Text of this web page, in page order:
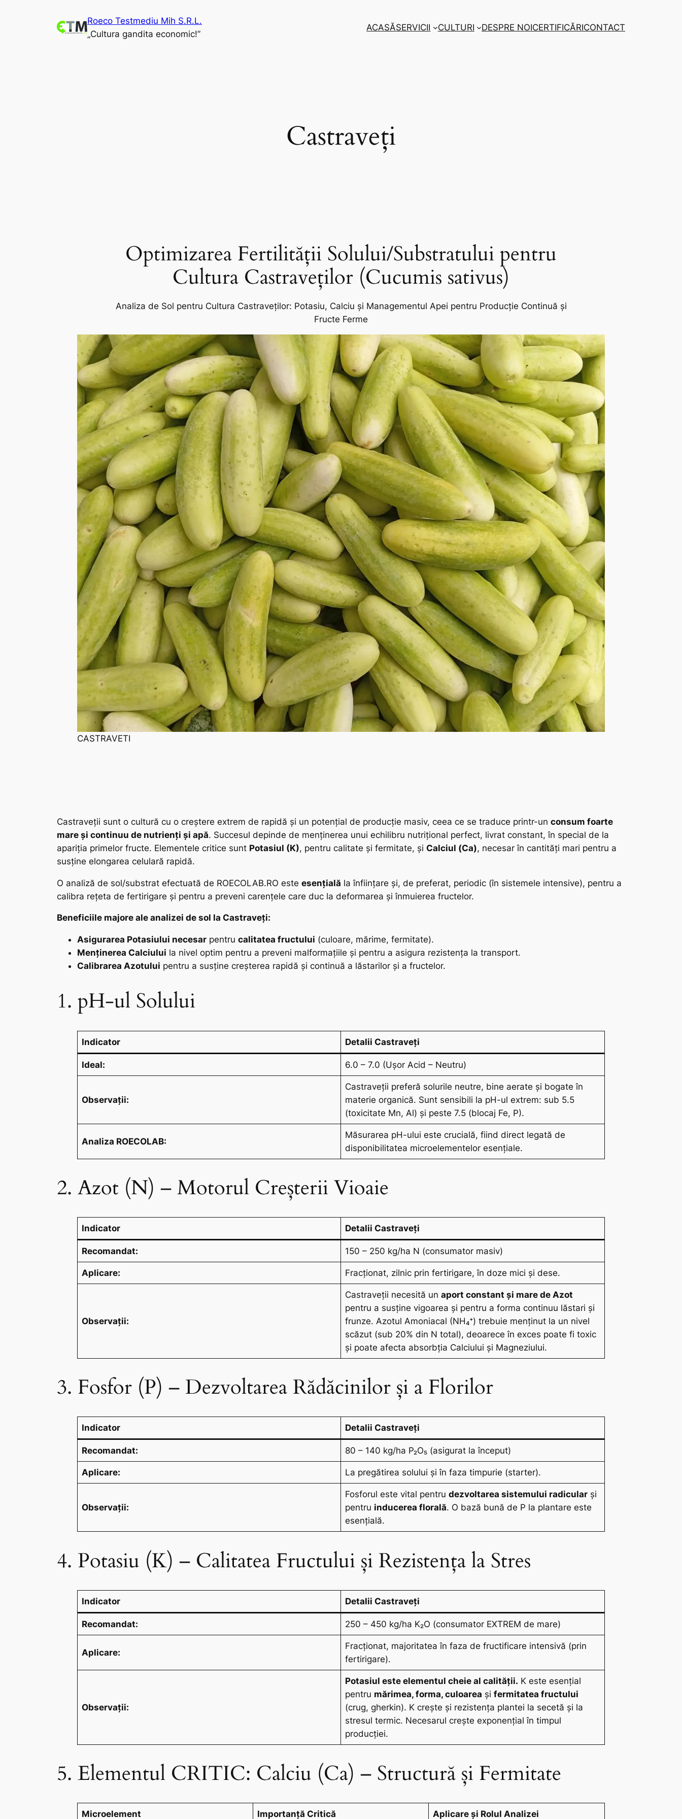
Roeco Testmediu Mih S.R.L.
„Cultura gandita economic!”
ACASĂSERVICII CULTURI DESPRE NOICERTIFICĂRICONTACT
Castraveți
Optimizarea Fertilității Solului/Substratului pentru
Cultura Castraveților (Cucumis sativus)
Analiza de Sol pentru Cultura Castraveților: Potasiu, Calciu și Managementul Apei pentru Producție Continuă și
Fructe Ferme
CASTRAVETI
Castraveții sunt o cultură cu o creștere extrem de rapidă și un potențial de producție masiv, ceea ce se traduce printr-un consum foarte
mare și continuu de nutrienți și apă. Succesul depinde de menținerea unui echilibru nutrițional perfect, livrat constant, în special de la
apariția primelor fructe. Elementele critice sunt Potasiul (K), pentru calitate și fermitate, și Calciul (Ca), necesar în cantități mari pentru a
susține elongarea celulară rapidă.
O analiză de sol/substrat efectuată de ROECOLAB.RO este esențială la înființare și, de preferat, periodic (în sistemele intensive), pentru a
calibra rețeta de fertirigare și pentru a preveni carențele care duc la deformarea și înmuierea fructelor.
Beneficiile majore ale analizei de sol la Castraveți:
Asigurarea Potasiului necesar pentru calitatea fructului (culoare, mărime, fermitate).
Menținerea Calciului la nivel optim pentru a preveni malformațiile și pentru a asigura rezistența la transport.
Calibrarea Azotului pentru a susține creșterea rapidă și continuă a lăstarilor și a fructelor.
1. pH-ul Solului
Indicator Detalii Castraveți
Ideal: 6.0 – 7.0 (Ușor Acid – Neutru)
Observații:
Castraveții preferă solurile neutre, bine aerate și bogate în
materie organică. Sunt sensibili la pH-ul extrem: sub 5.5
(toxicitate Mn, Al) și peste 7.5 (blocaj Fe, P).
Analiza ROECOLAB:
Măsurarea pH-ului este crucială, fiind direct legată de
disponibilitatea microelementelor esențiale.
2. Azot (N) – Motorul Creșterii Vioaie
Indicator Detalii Castraveți
Recomandat: 150 – 250 kg/ha N (consumator masiv)
Aplicare: Fracționat, zilnic prin fertirigare, în doze mici și dese.
Observații:
Castraveții necesită unaport constant și mare de Azot
pentru a susține vigoarea și pentru a forma continuu lăstari și
frunze. Azotul Amoniacal (NH₄⁺) trebuie menținut la un nivel
scăzut (sub 20% din N total), deoarece în exces poate fi toxic
și poate afecta absorbția Calciului și Magneziului.
3. Fosfor (P) – Dezvoltarea Rădăcinilor și a Florilor
Indicator Detalii Castraveți
Recomandat: 80 – 140 kg/ha P₂O₅ (asigurat la început)
Aplicare: La pregătirea solului și în faza timpurie (starter).
Observații:
Fosforul este vital pentrudezvoltarea sistemului radicular și
pentru inducerea florală. O bază bună de P la plantare este
esențială.
4. Potasiu (K) – Calitatea Fructului și Rezistența la Stres
Indicator Detalii Castraveți
Recomandat: 250 – 450 kg/ha K₂O (consumator EXTREM de mare)
Aplicare:
Fracționat, majoritatea în faza de fructificare intensivă (prin
fertirigare).
Observații:
Potasiul este elementul cheie al calității. K este esențial
pentru mărimea, forma, culoarea șifermitatea fructului
(crug, gherkin). K crește și rezistența plantei la secetă și la
stresul termic. Necesarul crește exponențial în timpul
producției.
5. Elementul CRITIC: Calciu (Ca) – Structură și Fermitate
Microelement Importanță Critică Aplicare și Rolul Analizei